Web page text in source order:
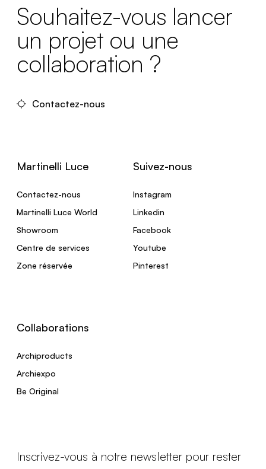
Souhaitez-vous lancer
un projet ou une
collaboration ?
Contactez-nous
Martinelli Luce
Contactez-nous
Martinelli Luce World
Showroom
Centre de services
Zone réservée
Suivez-nous
Instagram
Linkedin
Facebook
Youtube
Pinterest
Collaborations
Archiproducts
Archiexpo
Be Original
Inscrivez-vous à notre newsletter pour rester